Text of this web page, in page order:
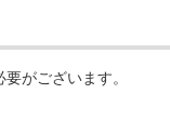
がございます。